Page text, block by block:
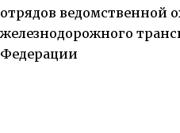
отрядов ведомственной
железнодорожного
Федерации